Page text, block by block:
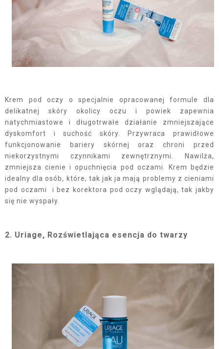
Krem pod oczy o specjalnie opracowanej formule dla
delikatnej skóry okolicy oczu i powiek zapewnia
natychmiastowe i długotrwałe działanie zmniejszające
dyskomfort i suchość skóry. Przywraca prawidłowe
funkcjonowanie bariery skórnej oraz chroni przed
niekorzystnymi czynnikami zewnętrznymi. Nawilża,
zmniejsza cienie i opuchnięcia pod oczami. Krem będzie
idealny dla osób, które, tak jak ja mają problemy z cieniami
pod oczami i bez korektora pod oczy wglądają, tak jakby
się nie wyspały.
2. Uriage, Rozświetlająca esencja do twarzy